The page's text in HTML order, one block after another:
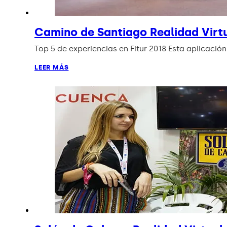
Camino de Santiago Realidad
Top 5 de experiencias en Fitur 2018 Esta
LEER MÁS